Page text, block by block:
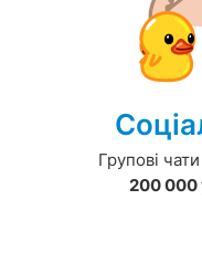
Групові
200 000